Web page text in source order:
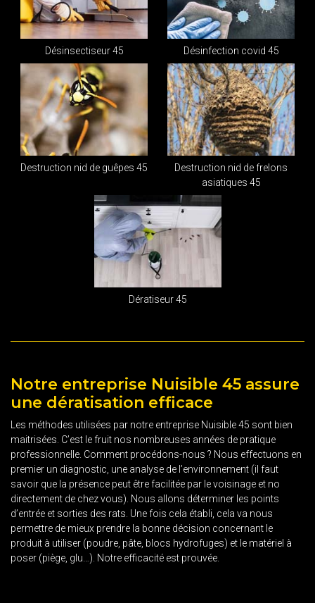
Désinsectiseur 45 Désinfection covid 45
Destruction nid de guêpes 45
Destruction nid de frelons
asiatiques 45
Dératiseur 45
Notre entreprise Nuisible 45 assure
une dératisation efficace
Les méthodes utilisées par notre entreprise Nuisible 45 sont bien
maitrisées. C’est le fruit nos nombreuses années de pratique
professionnelle. Comment procédons-nous ? Nous effectuons en
premier un diagnostic, une analyse de l’environnement (il faut
savoir que la présence peut être facilitée par le voisinage et no
directement de chez vous). Nous allons déterminer les points
d’entrée et sorties des rats. Une fois cela établi, cela va nous
permettre de mieux prendre la bonne décision concernant le
produit à utiliser (poudre, pâte, blocs hydrofuges) et le matériel à
poser (piège, glu…). Notre efficacité est prouvée.